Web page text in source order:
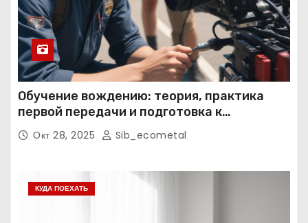
Обучение вождению: теория, практика
первой передачи и подготовка к
экзаменам
Окт 28, 2025 Sib_ecometal
КУДА ПОЕХАТЬ